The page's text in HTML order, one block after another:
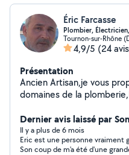
Éric Farcasse
Plombier, Électricien,
Tournon-sur-Rhône
4,9/5 (24
Présentation
Ancien Artisan,je vous
domaines de la
Dernier avis laissé par
Il y a plus de 6 mois
Eric est une personne
Son coup de m'a été d'une